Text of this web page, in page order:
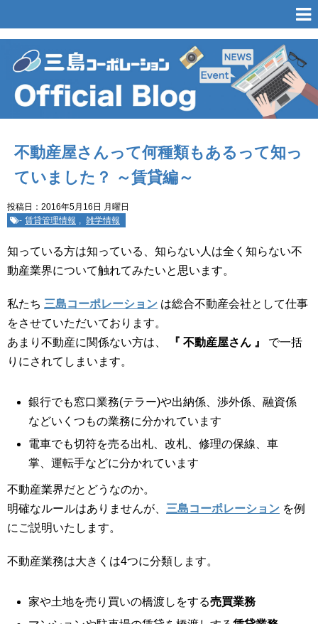
不動産屋さんって何種類もあるって知っ
ていました？ ～賃貸編～
投稿日：2016年5月16日 月曜日
- 賃貸管理情報 雑学情報
知っている方は知っている、知らない人は全く知らない不
動産業界について触れてみたいと思います。
私たち 三島コーポレーション は総合不動産会社として仕事
をさせていただいております。
あまり不動産に関係ない方は、
『 不動産屋さん 』
で一括
りにされてしまいます。
銀行でも窓口業務(テラー)や出納係、渉外係、融資係
などいくつもの業務に分かれています
電車でも切符を売る出札、改札、修理の保線、車
掌、運転手などに分かれています
不動産業界だとどうなのか。
明確なルールはありませんが、 三島コーポレーション を例
にご説明いたします。
不動産業務は大きくは4つに分類します。
家や土地を売り買いの橋渡しをする売買業務